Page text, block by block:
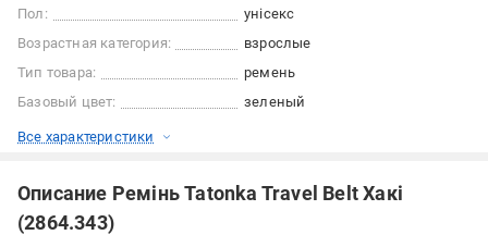
Пол:
унісекс
Возрастная категория:
взрослые
Тип товара:
ремень
Базовый цвет:
зеленый
Все характеристики
Описание Ремінь Tatonka Travel Belt Хакі
(2864.343)